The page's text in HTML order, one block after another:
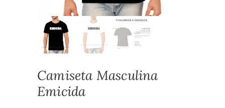
Camiseta Masculina
Emicida